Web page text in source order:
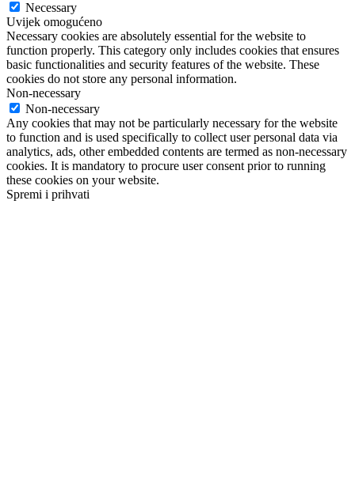
Necessary
Uvijek omogućeno
Necessary cookies are absolutely essential for the website to
function properly. This category only includes cookies that ensures
basic functionalities and security features of the website. These
cookies do not store any personal information.
Non-necessary
Non-necessary
Any cookies that may not be particularly necessary for the website
to function and is used specifically to collect user personal data via
analytics, ads, other embedded contents are termed as non-necessary
cookies. It is mandatory to procure user consent prior to running
these cookies on your website.
Spremi i prihvati